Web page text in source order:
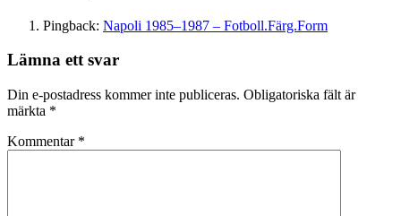
Pingback: Napoli 1985–1987 – Fotboll.Färg.Form
Lämna ett svar
Din e-postadress kommer inte publiceras. Obligatoriska fält är
märkta *
Kommentar *